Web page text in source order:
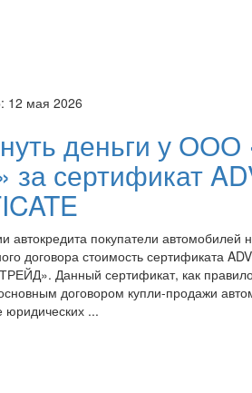
12 мая 2026
деньги у
сертификат
автокредита покупатели автомобилей
договора стоимость сертификата
Данный сертификат, как
договором купли-продажи
юридических ...